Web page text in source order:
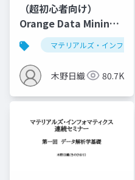
（超初心者向け）
Orange Data Mining
によるマテリアルズ・
インフォマティクスハ
ンズオン第一回
マテリアルズ・インフォ
木野日織 80.7K